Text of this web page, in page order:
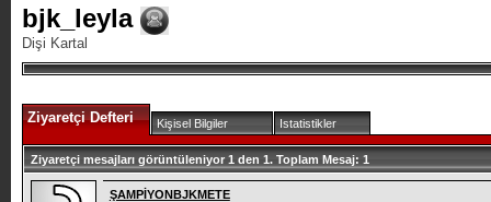
bjk_leyla
Dişi Kartal
Ziyaretçi Defteri Kişisel Bilgiler Istatistikler
Ziyaretçi mesajları görüntüleniyor 1 den 1.Toplam Mesaj: 1
ŞAMPİYONBJKMETE